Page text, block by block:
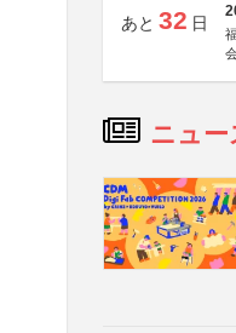
あと 32 日
ニュー